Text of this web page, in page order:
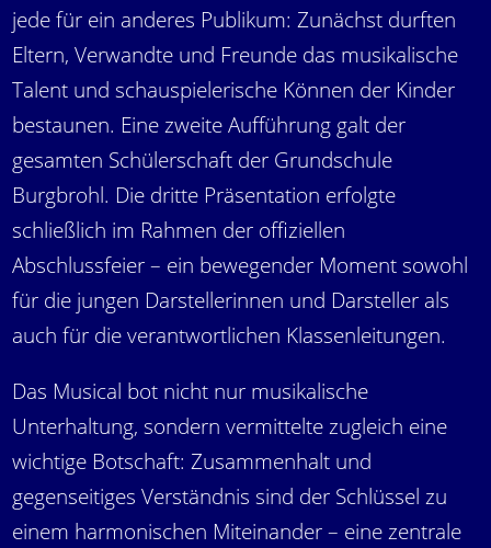
jede für ein anderes Publikum: Zunächst durften
Eltern, Verwandte und Freunde das musikalische
Talent und schauspielerische Können der Kinder
bestaunen. Eine zweite Aufführung galt der
gesamten Schülerschaft der Grundschule
Burgbrohl. Die dritte Präsentation erfolgte
schließlich im Rahmen der offiziellen
Abschlussfeier – ein bewegender Moment sowohl
für die jungen Darstellerinnen und Darsteller als
auch für die verantwortlichen Klassenleitungen.
Das Musical bot nicht nur musikalische
Unterhaltung, sondern vermittelte zugleich eine
wichtige Botschaft: Zusammenhalt und
gegenseitiges Verständnis sind der Schlüssel zu
einem harmonischen Miteinander – eine zentrale